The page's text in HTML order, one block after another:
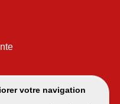
votre navigation